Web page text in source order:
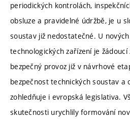
periodických kontrolách,
obsluze a pravidelné údržbě, je u
soustav již nedostatečné. U
technologických zařízení je
bezpečný provoz již v návrhové
bezpečnost technických soustav a
zohledňuje i evropská legislativa.
skutečnosti urychlily formování